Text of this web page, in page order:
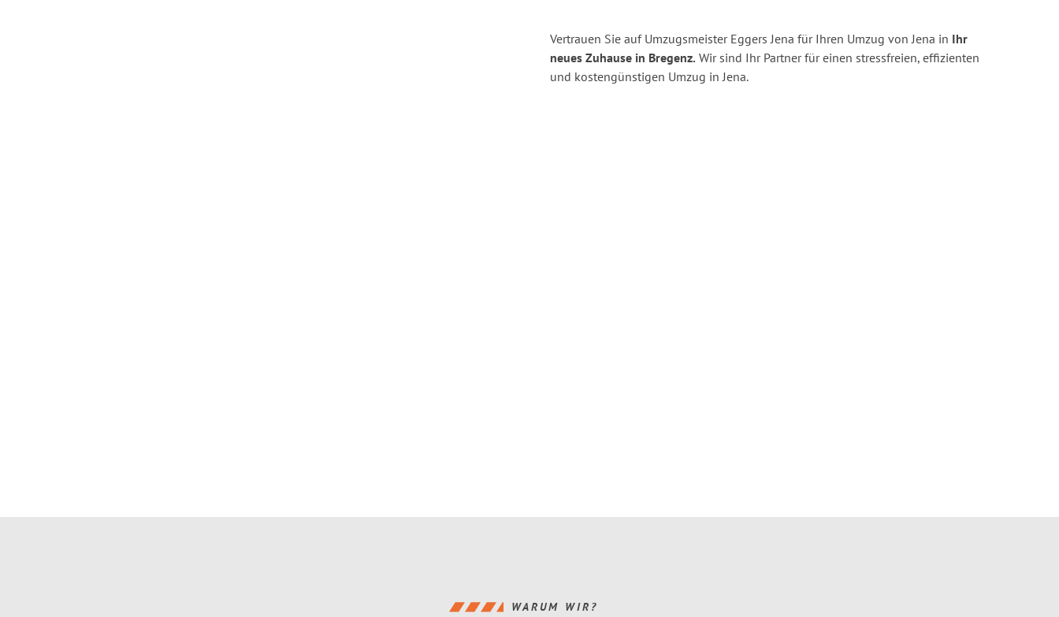
Vertrauen Sie auf Umzugsmeister Eggers Jena für Ihren Umzug von Jena in Ihr
neues Zuhause in Bregenz. Wir sind Ihr Partner für einen stressfreien, effizienten
und kostengünstigen Umzug in Jena.
WARUM WIR?